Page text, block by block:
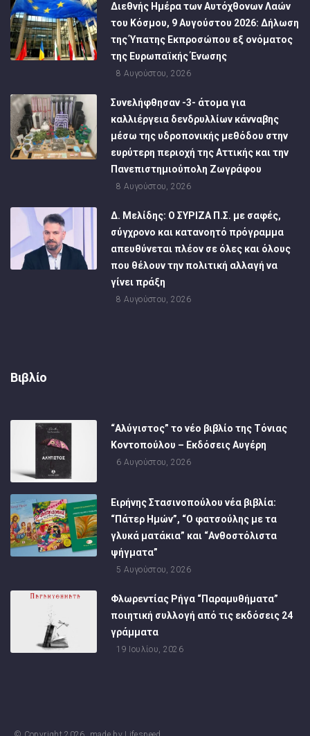
Διεθνής Ημέρα των Αυτόχθονων Λαών
του Κόσμου, 9 Αυγούστου 2026: Δήλωση
της Ύπατης Εκπροσώπου εξ ονόματος
της Ευρωπαϊκής Ένωσης
8 Αυγούστου, 2026
Συνελήφθησαν -3- άτομα για
καλλιέργεια δενδρυλλίων κάνναβης
μέσω της υδροπονικής μεθόδου στην
ευρύτερη περιοχή της Αττικής και την
Πανεπιστημιούπολη Ζωγράφου
8 Αυγούστου, 2026
Δ. Μελίδης: Ο ΣΥΡΙΖΑ Π.Σ. με σαφές,
σύγχρονο και κατανοητό πρόγραμμα
απευθύνεται πλέον σε όλες και όλους
που θέλουν την πολιτική αλλαγή να
γίνει πράξη
8 Αυγούστου, 2026
Βιβλίο
“Αλύγιστος” το νέο βιβλίο της Τόνιας
Κοντοπούλου – Εκδόσεις Αυγέρη
6 Αυγούστου, 2026
Ειρήνης Στασινοπούλου νέα βιβλία:
“Πάτερ Ημών”, “Ο φατσούλης με τα
γλυκά ματάκια” και “Ανθοστόλιστα
ψήγματα”
5 Αυγούστου, 2026
Φλωρεντίας Ρήγα “Παραμυθήματα”
ποιητική συλλογή από τις εκδόσεις 24
γράμματα
19 Ιουλίου, 2026